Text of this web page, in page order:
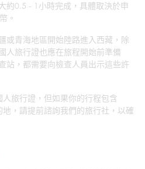
約0.5 - 1小時完成，具體取決於申
。
或青海地區開始陸路進入西藏，除
人旅行證也應在旅程開始前準備
站，都需要向檢查人員出示這些許
人旅行證，但如果你的行程包含
，請提前諮詢我們的旅行社，以確